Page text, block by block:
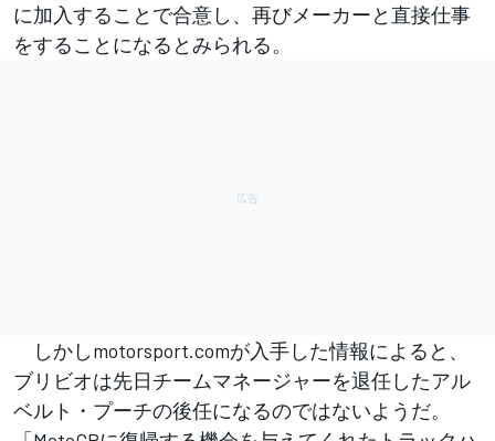
に加入することで合意し、再びメーカーと直接仕事
をすることになるとみられる。
しかしmotorsport.comが入手した情報によると、
ブリビオは先日チームマネージャーを退任したアル
ベルト・プーチの後任になるのではないようだ。